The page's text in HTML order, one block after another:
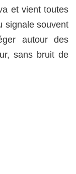
et vient toutes
signale souvent
autour des
sans bruit de